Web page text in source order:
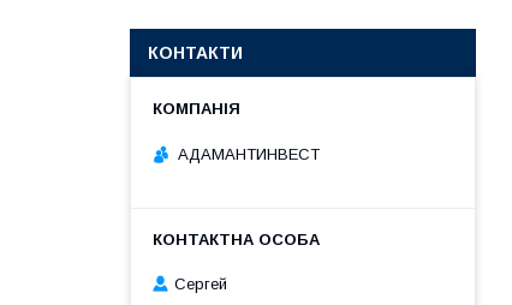
КОНТАКТИ
АДАМАНТИНВЕСТ
Сергей